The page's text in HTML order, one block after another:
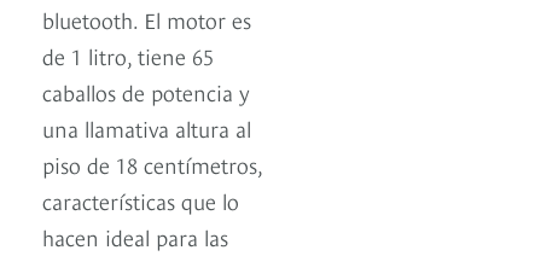
bluetooth. El motor es
de 1 litro, tiene 65
caballos de potencia y
una llamativa altura al
piso de 18 centímetros,
características que lo
hacen ideal para las